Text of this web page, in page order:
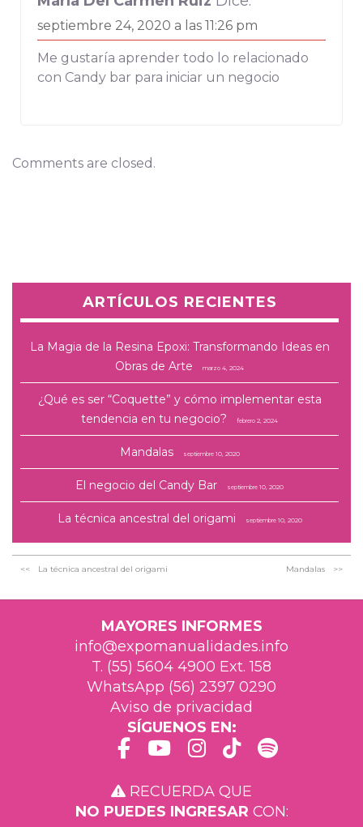
septiembre 24, 2020 a las 11:26 pm
Me gustaría aprender todo lo relacionado
con Candy bar para iniciar un negocio
Comments are closed.
ARTÍCULOS RECIENTES
La Magia de la Resina Epoxi: Transformando Ideas en
Obras de Arte
marzo 4, 2024
¿Qué es ser “Coquette” y cómo implementar esta
tendencia en tu negocio?
febrero 2, 2024
Mandalas septiembre 10, 2020
El negocio del Candy Bar septiembre 10, 2020
La técnica ancestral del origami septiembre 10, 2020
La técnica ancestral del origami Mandalas
MAYORES INFORMES
info@expomanualidades.info
T. (55) 5604 4900 Ext. 158
WhatsApp (56) 2397 0290
Aviso de privacidad
SÍGUENOS EN:
RECUERDA QUE
NO PUEDES INGRESAR CON: